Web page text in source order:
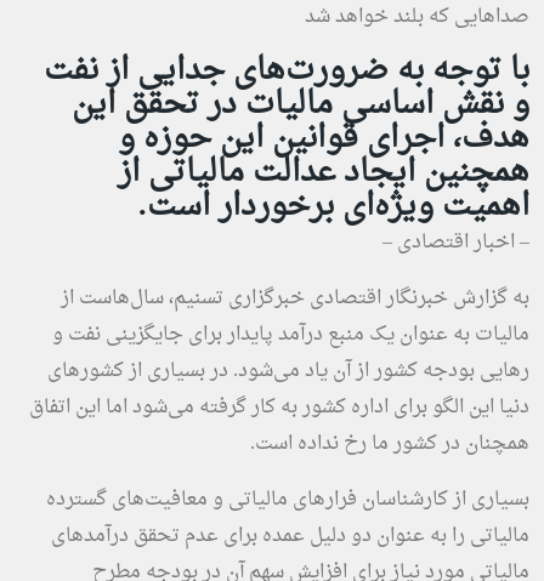
با توجه به ضرورت‌های جدایی از نفت
و نقش اساسی مالیات در تحقق این
هدف، اجرای قوانین این حوزه و
همچنین ایجاد عدالت مالیاتی از
اهمیت ویژه‌ای برخوردار است.
– اخبار اقتصادی –
به گزارش خبرنگار اقتصادی خبرگزاری تسنیم، سال‌هاست از
مالیات به عنوان یک منبع درآمد پایدار برای جایگزینی نفت و
رهایی بودجه کشور از آن یاد می‌شود. در بسیاری از کشورهای
دنیا این الگو برای اداره کشور به کار گرفته می‌شود اما این اتفاق
همچنان در کشور ما رخ نداده است.
بسیاری از کارشناسان فرار‌های مالیاتی و معافیت‌های گسترده
مالیاتی را به عنوان دو دلیل عمده برای عدم تحقق درآمدهای
مالیاتی مورد نیاز برای افزایش سهم آن در بودجه مطرح